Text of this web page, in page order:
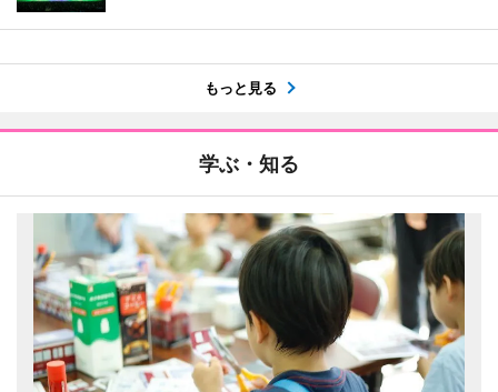
もっと見る
学ぶ・知る